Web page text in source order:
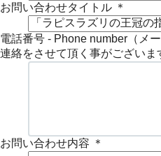
お問い合わせタイトル ＊
電話番号 - Phone number（メ
連絡をさせて頂く事がございま
お問い合わせ内容 ＊